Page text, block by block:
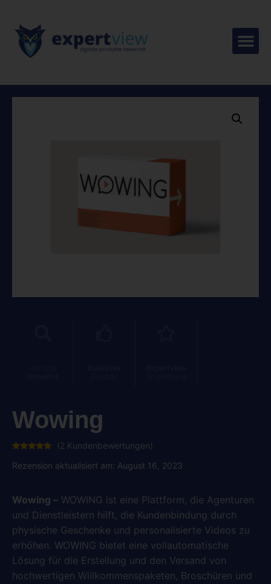
Wowing
mit5.00
von 5,
(2 Kundenbewertungen)
Rezension aktualisiert am: August 16, 2023
Wowing – WOWING ist eine Plattform, die Agenturen
und Dienstleistern hilft, die Kundenbindung durch
physische Geschenke und personalisierte Videos zu
erhöhen. WOWING bietet eine vollautomatische
Lösung für die Erstellung und den Versand von
hochwertigen Willkommenspaketen, Broschüren und